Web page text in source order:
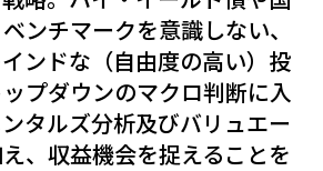
ンチマークを意識しない、
ンドな（自由度の高い）投
プダウンのマクロ判断に入
タルズ分析及びバリュエー
、収益機会を捉えることを